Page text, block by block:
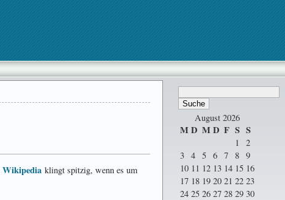
August 2026
MD MD F S S
1
2
3 4 5 6 7 8 9
10 11 12 13 14 15 16
17 18 19 20 21 22 23
24 25 26 27 28 29 30
Wikipedia klingt spitzig, wenn es um